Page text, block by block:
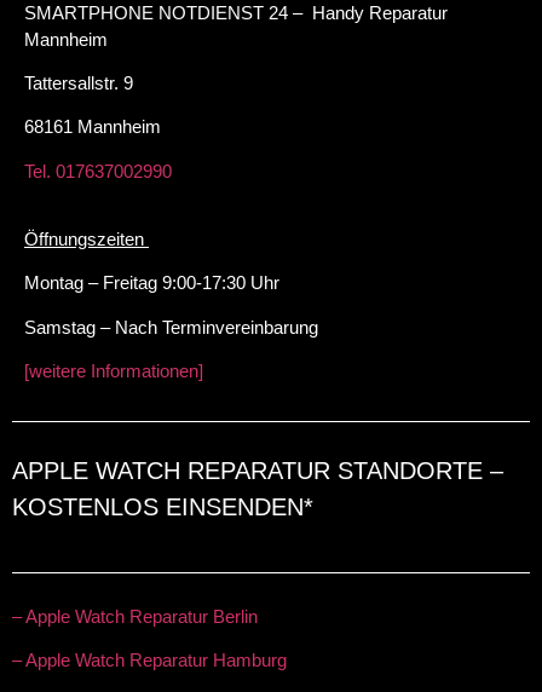
SMARTPHONE NOTDIENST 24 – Handy Reparatur
Mannheim
Tattersallstr. 9
68161 Mannheim
Tel. 017637002990
Öffnungszeiten
Montag – Freitag 9:00-17:30 Uhr
Samstag – Nach Terminvereinbarung
[weitere Informationen]
APPLE WATCH REPARATUR STANDORTE –
KOSTENLOS EINSENDEN*
– Apple Watch Reparatur Berlin
– Apple Watch Reparatur Hamburg